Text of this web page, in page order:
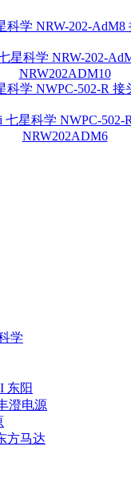
星科学 NRW-202-
NRW202ADM10
七星科学 NWPC-
NRW202ADM6
学
东阳
澄电源
方马达